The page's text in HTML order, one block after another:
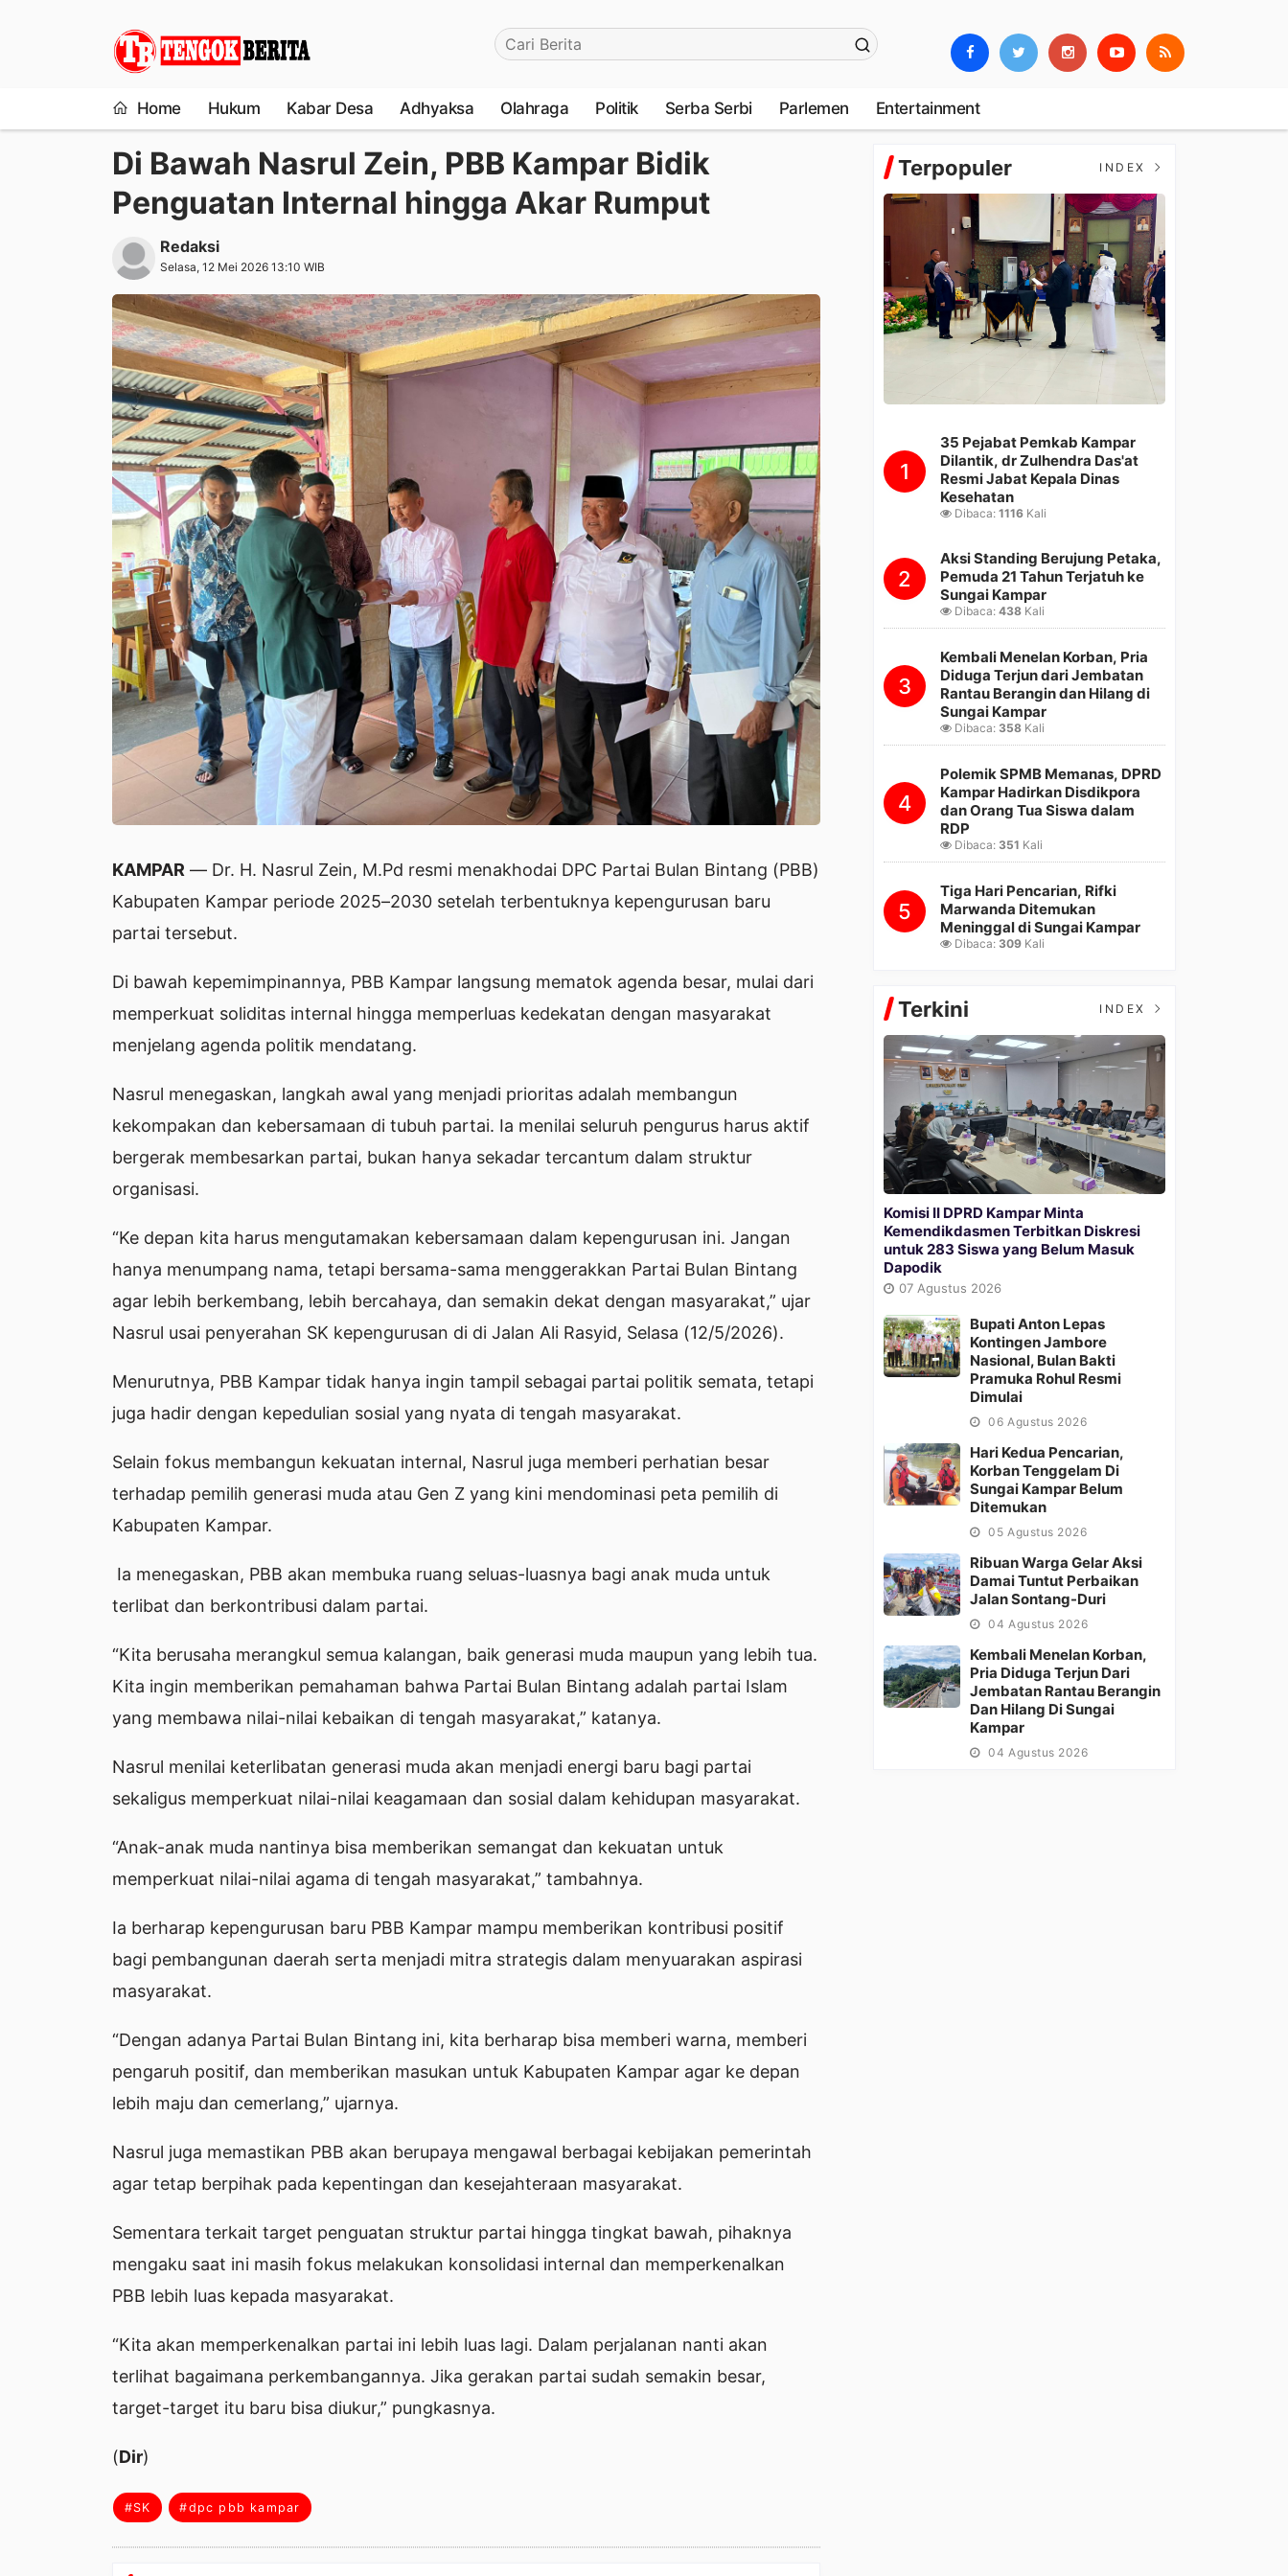
Home Hukum Kabar Desa Adhyaksa Olahraga Politik Serba Serbi Parlemen Entertainment
Di Bawah Nasrul Zein, PBB Kampar Bidik
Penguatan Internal hingga Akar Rumput
Redaksi
Selasa, 12 Mei 2026 13:10 WIB
KAMPAR — Dr. H. Nasrul Zein, M.Pd resmi menakhodai DPC Partai Bulan Bintang (PBB)
Kabupaten Kampar periode 2025–2030 setelah terbentuknya kepengurusan baru
partai tersebut.
Di bawah kepemimpinannya, PBB Kampar langsung mematok agenda besar, mulai dari
memperkuat soliditas internal hingga memperluas kedekatan dengan masyarakat
menjelang agenda politik mendatang.
Nasrul menegaskan, langkah awal yang menjadi prioritas adalah membangun
kekompakan dan kebersamaan di tubuh partai. Ia menilai seluruh pengurus harus aktif
bergerak membesarkan partai, bukan hanya sekadar tercantum dalam struktur
organisasi.
“Ke depan kita harus mengutamakan kebersamaan dalam kepengurusan ini. Jangan
hanya menumpang nama, tetapi bersama-sama menggerakkan Partai Bulan Bintang
agar lebih berkembang, lebih bercahaya, dan semakin dekat dengan masyarakat,” ujar
Nasrul usai penyerahan SK kepengurusan di di Jalan Ali Rasyid, Selasa (12/5/2026).
Menurutnya, PBB Kampar tidak hanya ingin tampil sebagai partai politik semata, tetapi
juga hadir dengan kepedulian sosial yang nyata di tengah masyarakat.
Selain fokus membangun kekuatan internal, Nasrul juga memberi perhatian besar
terhadap pemilih generasi muda atau Gen Z yang kini mendominasi peta pemilih di
Kabupaten Kampar.
Ia menegaskan, PBB akan membuka ruang seluas-luasnya bagi anak muda untuk
terlibat dan berkontribusi dalam partai.
“Kita berusaha merangkul semua kalangan, baik generasi muda maupun yang lebih tua.
Kita ingin memberikan pemahaman bahwa Partai Bulan Bintang adalah partai Islam
yang membawa nilai-nilai kebaikan di tengah masyarakat,” katanya.
Nasrul menilai keterlibatan generasi muda akan menjadi energi baru bagi partai
sekaligus memperkuat nilai-nilai keagamaan dan sosial dalam kehidupan masyarakat.
“Anak-anak muda nantinya bisa memberikan semangat dan kekuatan untuk
memperkuat nilai-nilai agama di tengah masyarakat,” tambahnya.
Ia berharap kepengurusan baru PBB Kampar mampu memberikan kontribusi positif
bagi pembangunan daerah serta menjadi mitra strategis dalam menyuarakan aspirasi
masyarakat.
“Dengan adanya Partai Bulan Bintang ini, kita berharap bisa memberi warna, memberi
pengaruh positif, dan memberikan masukan untuk Kabupaten Kampar agar ke depan
lebih maju dan cemerlang,” ujarnya.
Nasrul juga memastikan PBB akan berupaya mengawal berbagai kebijakan pemerintah
agar tetap berpihak pada kepentingan dan kesejahteraan masyarakat.
Sementara terkait target penguatan struktur partai hingga tingkat bawah, pihaknya
mengaku saat ini masih fokus melakukan konsolidasi internal dan memperkenalkan
PBB lebih luas kepada masyarakat.
“Kita akan memperkenalkan partai ini lebih luas lagi. Dalam perjalanan nanti akan
terlihat bagaimana perkembangannya. Jika gerakan partai sudah semakin besar,
target-target itu baru bisa diukur,” pungkasnya.
(Dir)
#SK #dpc pbb kampar
Terpopuler INDEX
1
35 Pejabat Pemkab Kampar
Dilantik, dr Zulhendra Das'at
Resmi Jabat Kepala Dinas
Kesehatan
Dibaca:1116 Kali
2
Aksi Standing Berujung Petaka,
Pemuda 21 Tahun Terjatuh ke
Sungai Kampar
Dibaca:438 Kali
3
Kembali Menelan Korban, Pria
Diduga Terjun dari Jembatan
Rantau Berangin dan Hilang di
Sungai Kampar
Dibaca: 358 Kali
4
Polemik SPMB Memanas, DPRD
Kampar Hadirkan Disdikpora
dan Orang Tua Siswa dalam
RDP
Dibaca: 351 Kali
5
Tiga Hari Pencarian, Rifki
Marwanda Ditemukan
Meninggal di Sungai Kampar
Dibaca: 309 Kali
Terkini INDEX
Komisi II DPRD Kampar Minta
Kemendikdasmen Terbitkan Diskresi
untuk 283 Siswa yang Belum Masuk
Dapodik
07 Agustus 2026
Bupati Anton Lepas
Kontingen Jambore
Nasional, Bulan Bakti
Pramuka Rohul Resmi
Dimulai
06 Agustus 2026
Hari Kedua Pencarian,
Korban Tenggelam Di
Sungai Kampar Belum
Ditemukan
05 Agustus 2026
Ribuan Warga Gelar Aksi
Damai Tuntut Perbaikan
Jalan Sontang-Duri
04 Agustus 2026
Kembali Menelan Korban,
Pria Diduga Terjun Dari
Jembatan Rantau Berangin
Dan Hilang Di Sungai
Kampar
04 Agustus 2026